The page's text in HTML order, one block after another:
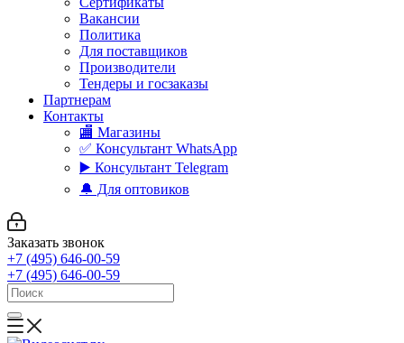
Вакансии
Политика
Для поставщиков
Производители
Тендеры и госзаказы
Партнерам
Контакты
🏬 Магазины
✅️ Консультант WhatsApp
▶️ Консультант Telegram
🔔 Для оптовиков
Заказать звонок
+7 (495) 646-00-59
+7 (495) 646-00-59